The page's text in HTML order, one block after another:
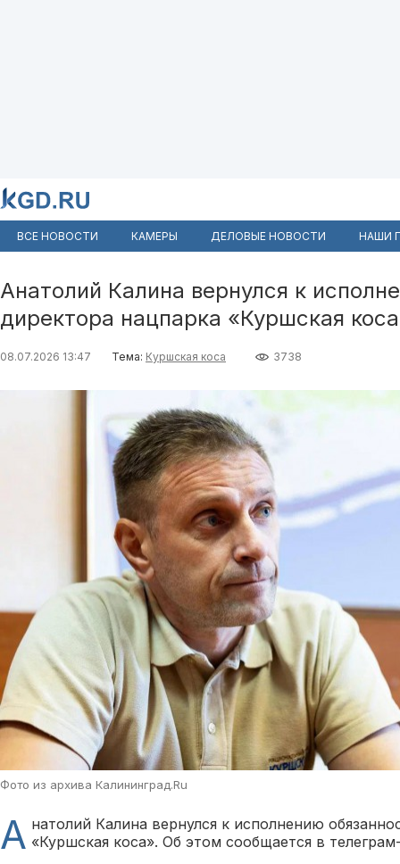
ВСЕ НОВОСТИ КАМЕРЫ ДЕЛОВЫЕ НОВОСТИ НАШИ
Анатолий Калина вернулся к
директора нацпарка «Куршская
08.07.2026 13:47 Тема: Куршская коса 3738
Фото из архива Калининград.Ru
А натолий Калина вернулся к исполнению
«Куршская коса». Об этом сообщается в